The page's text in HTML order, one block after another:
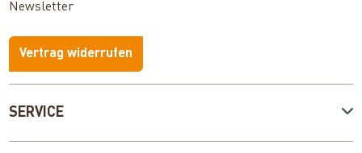
SERVICE
Newsletter
Vertrag widerrufen